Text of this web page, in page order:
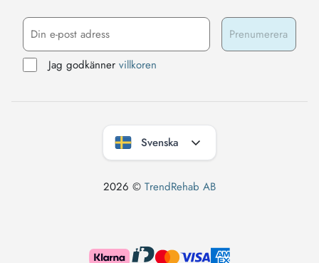
Jag godkänner villkoren
Svenska
2026 © TrendRehab AB